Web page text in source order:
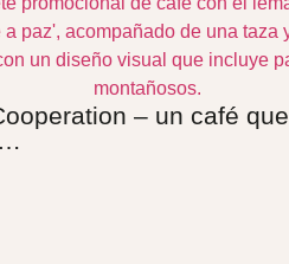
– un café que